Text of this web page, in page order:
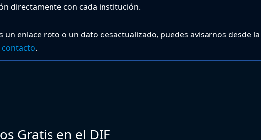
directamente con cada institución.
un enlace roto o un dato desactualizado, puedes avisarnos desde la
contacto.
Gratis en el DIF